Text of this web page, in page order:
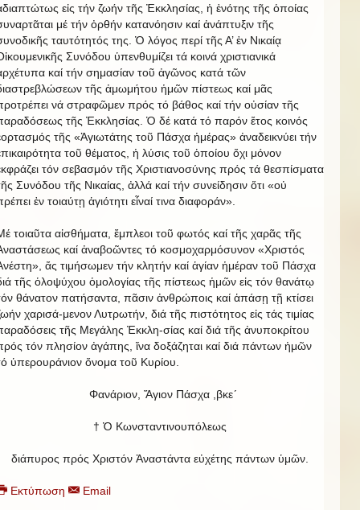
εἰς τήν ζωήν τῆς Ἐκκλησίας, ἡ ἑνότης τῆς ὁποίας
μέ τήν ὀρθήν κατανόησιν καί ἀνάπτυξιν τῆς
ταυτότητός της. Ὁ λόγος περί τῆς Α’ ἐν Νικαίᾳ
Συνόδου ὑπενθυμίζει τά κοινά χριστιανικά
καί τήν σημασίαν τοῦ ἀγῶνος κατά τῶν
τῆς ἀμωμήτου ἡμῶν πίστεως καί μᾶς
νά στραφῶμεν πρός τό βάθος καί τήν οὐσίαν τῆς
τῆς Ἐκκλησίας. Ὁ δέ κατά τό παρόν ἔτος κοινός
τῆς «Ἁγιωτάτης τοῦ Πάσχα ἡμέρας» ἀναδεικνύει τήν
τοῦ θέματος, ἡ λύσις τοῦ ὁποίου ὄχι μόνον
τόν σεβασμόν τῆς Χριστιανοσύνης πρός τά θεσπίσματα
Συνόδου τῆς Νικαίας, ἀλλά καί τήν συνείδησιν ὅτι «οὐ
ἐν τοιαύτῃ ἁγιότητι εἶναί τινα διαφοράν».
τοιαῦτα αἰσθήματα, ἔμπλεοι τοῦ φωτός καί τῆς χαρᾶς τῆς
καί ἀναβοῶντες τό κοσμοχαρμόσυνον «Χριστός
ἄς τιμήσωμεν τήν κλητήν καί ἁγίαν ἡμέραν τοῦ Πάσχα
τῆς ὁλοψύχου ὁμολογίας τῆς πίστεως ἡμῶν εἰς τόν θανάτῳ
θάνατον πατήσαντα, πᾶσιν ἀνθρώποις καί ἁπάσῃ τῇ κτίσει
χαρισά-μενον Λυτρωτήν, διά τῆς πιστότητος εἰς τάς τιμίας
τῆς Μεγάλης Ἐκκλη-σίας καί διά τῆς ἀνυποκρίτου
τόν πλησίον ἀγάπης, ἵνα δοξάζηται καί διά πάντων ἡμῶν
ὑπερουράνιον ὄνομα τοῦ Κυρίου.
Φανάριον, Ἅγιον Πάσχα ,βκε´
† Ὁ Κωνσταντινουπόλεως
διάπυρος πρός Χριστόν Ἀναστάντα εὐχέτης πάντων ὑμῶν.
Εκτύπωση Email